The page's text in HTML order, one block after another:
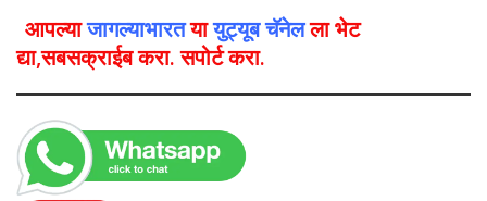
आपल्याजागल्याभारतयायुट्यूब चॅनेलला भेट
द्या,सबसक्राईब करा. सपोर्ट करा.